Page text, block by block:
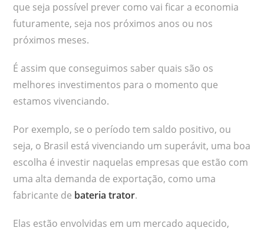
que seja possível prever como vai ficar a economia
futuramente, seja nos próximos anos ou nos
próximos meses.
É assim que conseguimos saber quais são os
melhores investimentos para o momento que
estamos vivenciando.
Por exemplo, se o período tem saldo positivo, ou
seja, o Brasil está vivenciando um superávit, uma boa
escolha é investir naquelas empresas que estão com
uma alta demanda de exportação, como uma
fabricante de bateria trator.
Elas estão envolvidas em um mercado aquecido,